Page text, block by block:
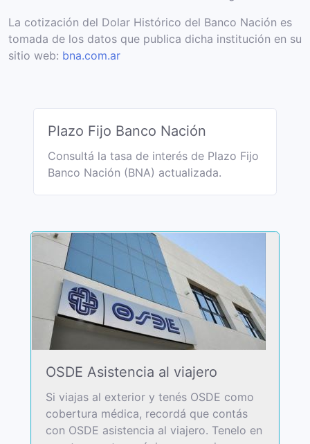
La cotización del Dolar Histórico del Banco Nación es
tomada de los datos que publica dicha institución en su
sitio web: bna.com.ar
Plazo Fijo Banco Nación
Consultá la tasa de interés de Plazo Fijo
Banco Nación (BNA) actualizada.
OSDE Asistencia al viajero
Si viajas al exterior y tenés OSDE como
cobertura médica, recordá que contás
con OSDE asistencia al viajero. Tenelo en